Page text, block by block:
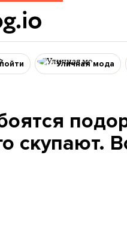
Уличная мода
скупают.